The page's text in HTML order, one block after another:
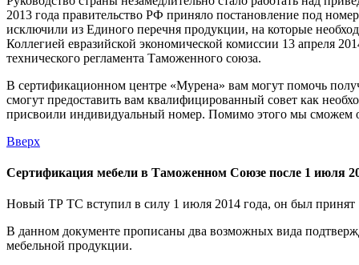
2013 года правительство РФ приняло постановление под
исключили из Единого перечня продукции, на которые
Коллегией евразийской экономической комиссии 13 апреля
технического регламента Таможенного союза.
В сертификационном центре «Мурена» вам могут помочь
смогут предоставить вам квалифицированный совет как
присвоили индивидуальный номер. Помимо этого мы сможем
Вверх
Сертификация мебели в Таможенном Союзе после 1 июля
Новый ТР ТС вступил в силу 1 июля 2014 года, он был принят
В данном документе прописаны два возможных вида
мебельной продукции.